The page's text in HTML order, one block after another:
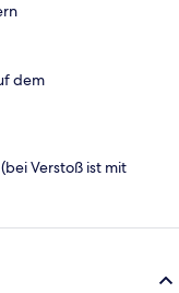
dem
Verstoß ist mit